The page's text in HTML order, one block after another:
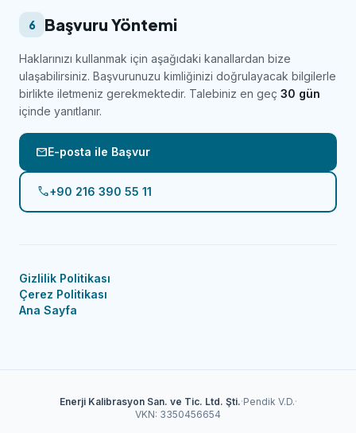
6 Başvuru Yöntemi
Haklarınızı kullanmak için aşağıdaki kanallardan bize
ulaşabilirsiniz. Başvurunuzu kimliğinizi doğrulayacak bilgilerle
birlikte iletmeniz gerekmektedir. Talebiniz en geç 30 gün
içinde yanıtlanır.
mailE-posta ile Başvur
phone+90 216 390 55 11
Gizlilik Politikası
Çerez Politikası
Ana Sayfa
Enerji Kalibrasyon San. ve Tic. Ltd. Şti.·Pendik V.D.·
VKN: 3350456654